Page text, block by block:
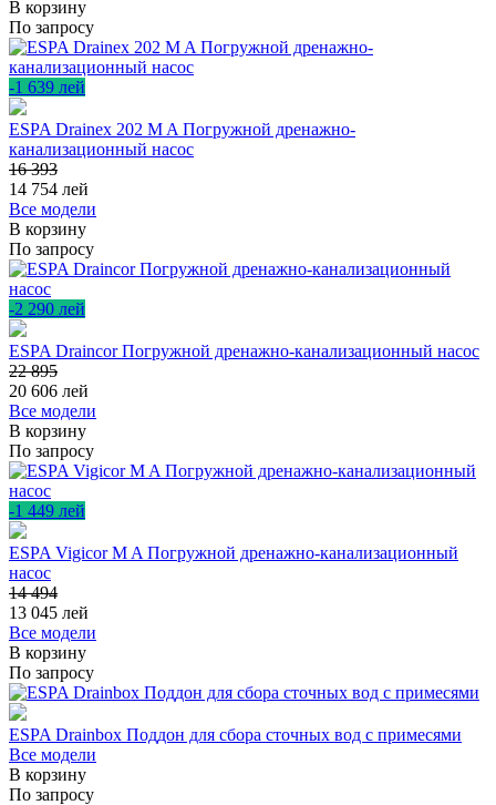
В корзину
По запросу
-1 639 лей
ESPA Drainex 202 M A Погружной дренажно-
канализационный насос
16 393
14 754 лей
Все модели
В корзину
По запросу
-2 290 лей
ESPA Draincor Погружной дренажно-канализационный насос
22 895
20 606 лей
Все модели
В корзину
По запросу
-1 449 лей
ESPA Vigicor M A Погружной дренажно-канализационный
насос
14 494
13 045 лей
Все модели
В корзину
По запросу
ESPA Drainbox Поддон для сбора сточных вод с примесями
Все модели
В корзину
По запросу